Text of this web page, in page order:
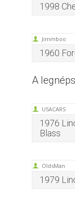
1998
Jimmboo
1960
A
USACARS
1976
Blass
OldsMan
1979